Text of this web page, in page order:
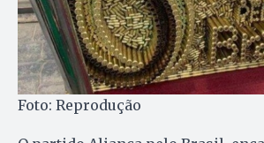
Foto: Reprodução